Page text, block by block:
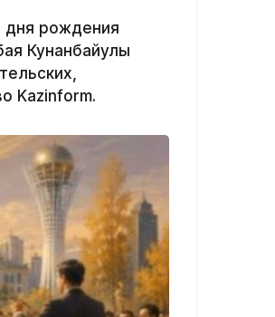
дня рождения
Кунанбайулы
Kazinform.